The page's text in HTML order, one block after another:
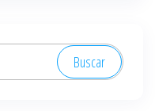
Buscar